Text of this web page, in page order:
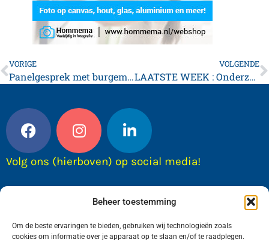
Beheer toestemming
Om de beste ervaringen te bieden, gebruiken wij technologieën zoals
cookies om informatie over je apparaat op te slaan en/of te raadplegen.
VORIGE
Panelgesprek met burgemeester André van de Nadort
VOLGENDE
LAATSTE WEEK : Onderzoek over rondkomen met uw geld
Volg ons (hierboven) op social media!